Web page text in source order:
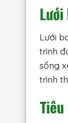
Lưới
trình
sống
trình